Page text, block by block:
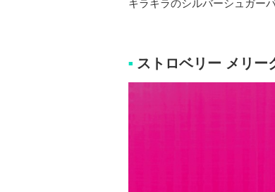
キラキラのシルバーシュガー
■ ストロベリー メリー